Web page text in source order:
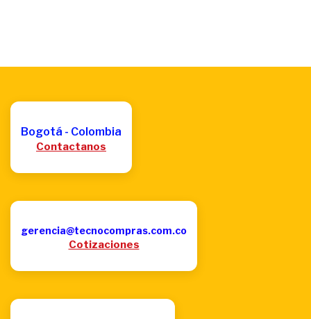
Bogotá - Colombia
Contactanos
gerencia@tecnocompras.com.co
Cotizaciones